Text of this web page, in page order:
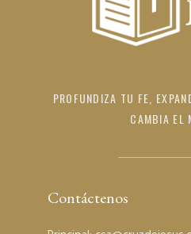
PROFUNDIZA TU FE,
CAMBIA EL
Contáctenos